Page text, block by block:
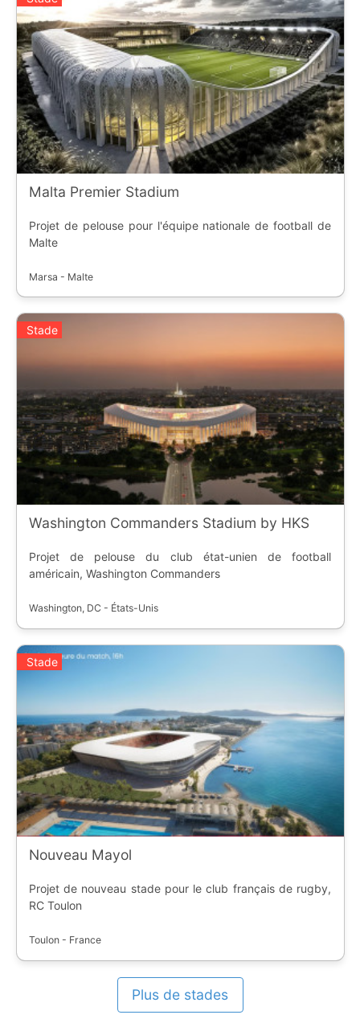
Malta Premier Stadium
Projet de pelouse pour l'équipe nationale de football de
Malte
Marsa - Malte
Stade
Washington Commanders Stadium by HKS
Projet de pelouse du club état-unien de football
américain, Washington Commanders
Washington, DC - États-Unis
Stade
Nouveau Mayol
Projet de nouveau stade pour le club français de rugby,
RC Toulon
Toulon - France
Plus de stades